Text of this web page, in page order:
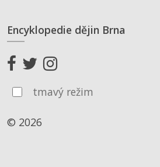
Encyklopedie dějin Brna
tmavý režim
© 2026